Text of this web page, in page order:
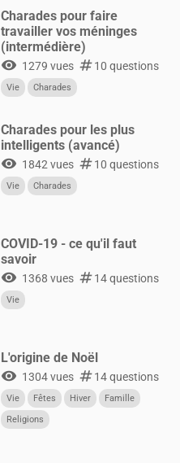
CultureG
Charades pour faire
travailler vos méninges
(intermédière)
visibility 1279 vues numbers10 questions
Vie Charades
Charades pour les plus
intelligents (avancé)
visibility 1842 vues numbers10 questions
Vie Charades
COVID-19 - ce qu'il faut
savoir
visibility 1368 vues numbers14 questions
Vie
L'origine de Noël
visibility 1304 vues numbers14 questions
Vie Fêtes Hiver
Famille
Religions